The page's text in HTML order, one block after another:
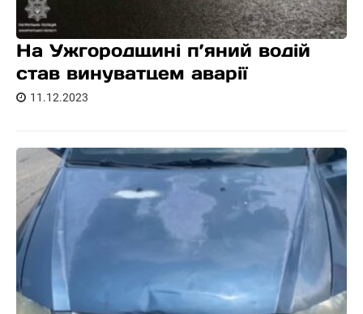
На Ужгородщині п’яний водій
став винуватцем аварії
11.12.2023